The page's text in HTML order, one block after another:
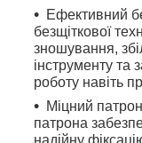
Ефективний
безщіткової
зношування,
інструменту та
роботу навіть
Міцний
патрона